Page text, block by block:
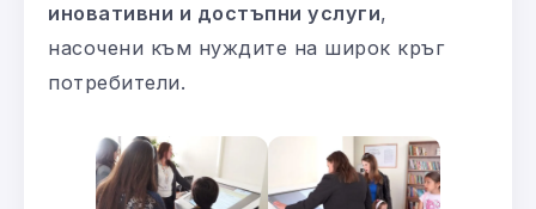
иновативни и достъпни услуги,
насочени към нуждите на широк кръг
потребители.